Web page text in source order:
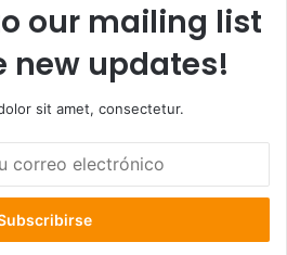
our mailing list
new updates!
sit amet, consectetur.